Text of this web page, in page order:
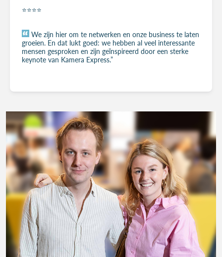
⭐⭐⭐⭐
We zijn hier om te netwerken en onze business te laten
groeien. En dat lukt goed: we hebben al veel interessante
mensen gesproken en zijn geïnspireerd door een sterke
keynote van Kamera Express.”